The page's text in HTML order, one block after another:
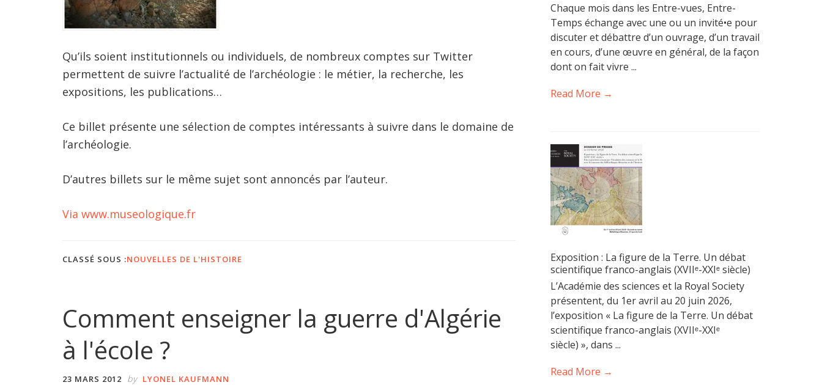
Qu’ils soient institutionnels ou individuels, de nombreux comptes sur Twitter
permettent de suivre l’actualité de l’archéologie : le métier, la recherche, les
expositions, les publications…
Ce billet présente une sélection de comptes intéressants à suivre dans le domaine de
l’archéologie.
D’autres billets sur le même sujet sont annoncés par l’auteur.
Via www.museologique.fr
CLASSÉ SOUS :NOUVELLES DE L'HISTOIRE
Comment enseigner la guerre d'Algérie
à l'école ?
23 MARS 2012 by LYONEL KAUFMANN
Chaque mois dans les Entre-vues, Entre-
Temps échange avec une ou un invité•e pour
discuter et débattre d’un ouvrage, d’un travail
en cours, d’une œuvre en général, de la façon
dont on fait vivre ...
Read More →
Exposition : La figure de la Terre. Un débat
scientifique franco-anglais (XVIIᵉ-XXIᵉ siècle)
L’Académie des sciences et la Royal Society
présentent, du 1er avril au 20 juin 2026,
l’exposition « La figure de la Terre. Un débat
scientifique franco-anglais (XVIIᵉ-XXIᵉ
siècle) », dans ...
Read More →